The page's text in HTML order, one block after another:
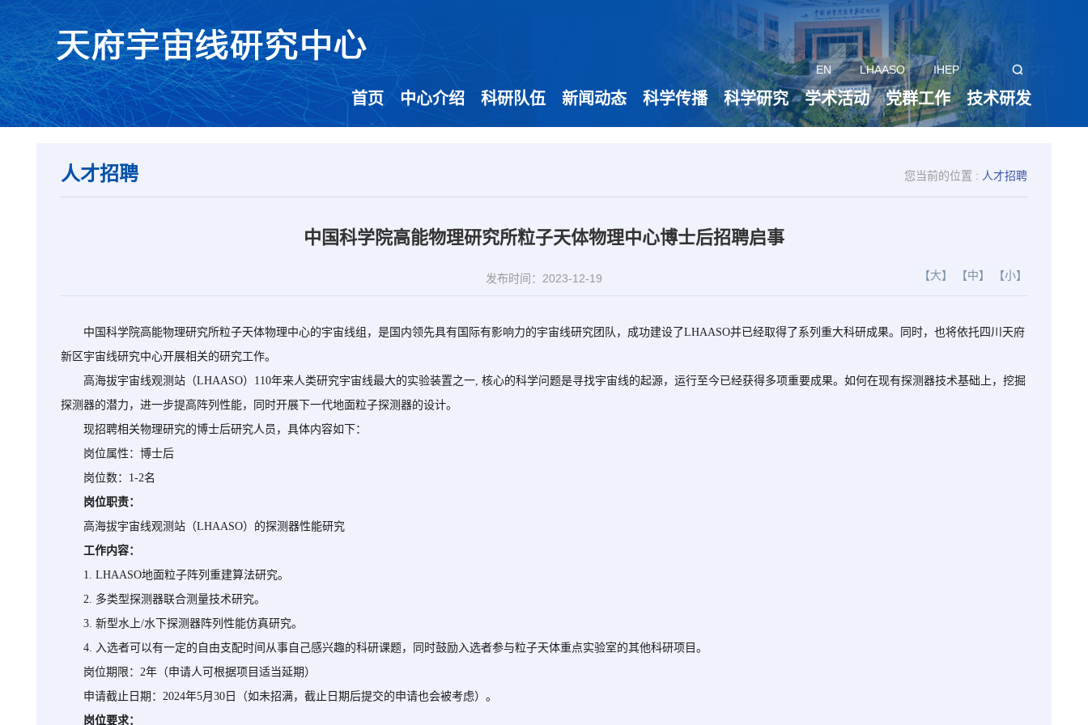
IHEP
LHAASO
EN
首页 中心介绍 科研队伍 新闻动态 科学传播 科学研究 学术活动 党群工作 技术研发
人才招聘 您当前的位置 : 人才招聘
中国科学院高能物理研究所粒子天体物理中心博士后招聘启事
【大】 【中】 【小】
发布时间：2023-12-19
中国科学院高能物理研究所粒子天体物理中心的宇宙线组，是国内领先具有国际有影响力的宇宙线研究团队，成功建设了LHAASO并已经取得了系列重大科研成果。同时，也将依托四川天府
新区宇宙线研究中心开展相关的研究工作。
高海拔宇宙线观测站（LHAASO）110年来人类研究宇宙线最大的实验装置之一, 核心的科学问题是寻找宇宙线的起源，运行至今已经获得多项重要成果。如何在现有探测器技术基础上，挖掘
探测器的潜力，进一步提高阵列性能，同时开展下一代地面粒子探测器的设计。
现招聘相关物理研究的博士后研究人员，具体内容如下：
岗位属性：博士后
岗位数：1-2名
岗位职责：
高海拔宇宙线观测站（LHAASO）的探测器性能研究
工作内容：
1. LHAASO地面粒子阵列重建算法研究。
2. 多类型探测器联合测量技术研究。
3. 新型水上/水下探测器阵列性能仿真研究。
4. 入选者可以有一定的自由支配时间从事自己感兴趣的科研课题，同时鼓励入选者参与粒子天体重点实验室的其他科研项目。
岗位期限：2年（申请人可根据项目适当延期）
申请截止日期：2024年5月30日（如未招满，截止日期后提交的申请也会被考虑）。
岗位要求：